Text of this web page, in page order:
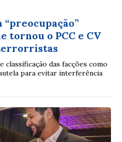
tornou o PCC e CV
classificação das facções como
para evitar interferência